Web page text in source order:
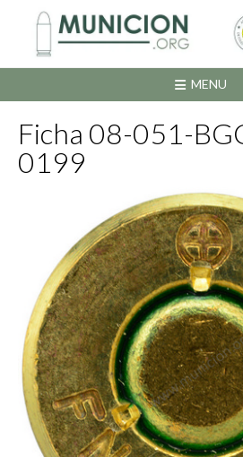
contenido
MENU
Ficha 08-051-
0199